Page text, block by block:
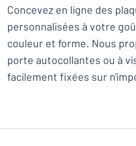
Concevez en ligne des
personnalisées à votre
couleur et forme. Nous
porte autocollantes ou à
facilement fixées sur